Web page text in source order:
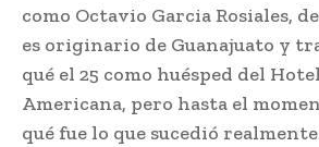
como Octavio Garcia Rosiales,
es originario de Guanajuato y
qué el 25 como huésped del
Americana, pero hasta el
qué fue lo que sucedió